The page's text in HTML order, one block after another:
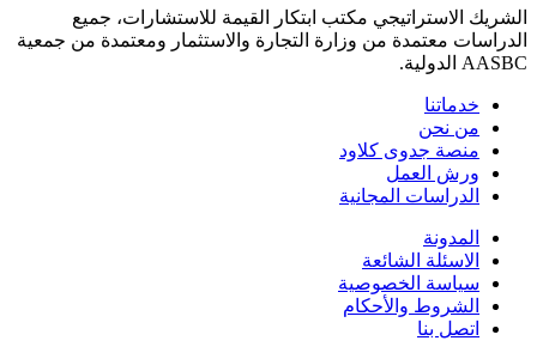
الشريك الاستراتيجي مكتب ابتكار القيمة للاستشارات، جميع
الدراسات معتمدة من وزارة التجارة والاستثمار ومعتمدة من جمعية
AASBC الدولية.
خدماتنا
من نحن
منصة جدوى كلاود
ورش العمل
الدراسات المجانية
المدونة
الاسئلة الشائعة
سياسة الخصوصية
الشروط والأحكام
اتصل بنا